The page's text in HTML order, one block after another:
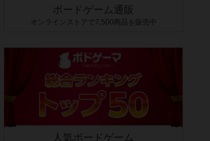
ボードゲーム通販
オンラインストアで7,500商品を販売中
人気ボードゲーム